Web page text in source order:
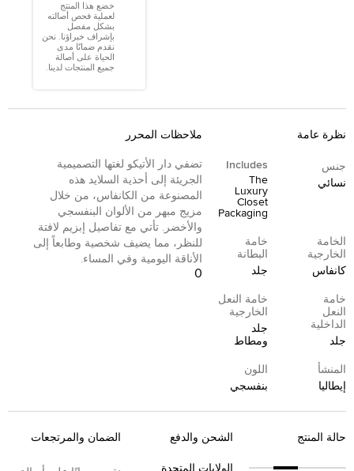
خضع هذا المنتج
لعملية فحص أصالته
بشكل مفصل
بإشراف خبراؤنا. نحن
نقدم ضمانًا مدى
الحياة على أصالة
جميع المنتجات لدينا.
نظرة عامة
جنس
نسائي
Includes
The
Luxury
Closet
Packaging
الخامة
الخارجية
كانفاس
خامة
البطانة
جلد
خامة
النعل
الداخلية
جلد
خامة النعل
الخارجية
جلد
ومطاط
المنشأ
إيطاليا
اللون
بنفسجي
ملاحظات المحرر
تضفي دار الأتيكو لغتها التصميمية
الجريئة إلى أحذية السلايد هذه
المصنوعة من الكانفاس، من خلال
مزيج مبهر من الألوان البنفسجي
والأخضر. تأتي مع تفاصيل إبزيم لافتة
للنظر، مما يضيف شخصية وطابعاً إلى
الأناقة اليومية وفي المساء.
0
حالة المنتج الشحن والدفع
الولايات المتحدة
الضمان والمرتجعات